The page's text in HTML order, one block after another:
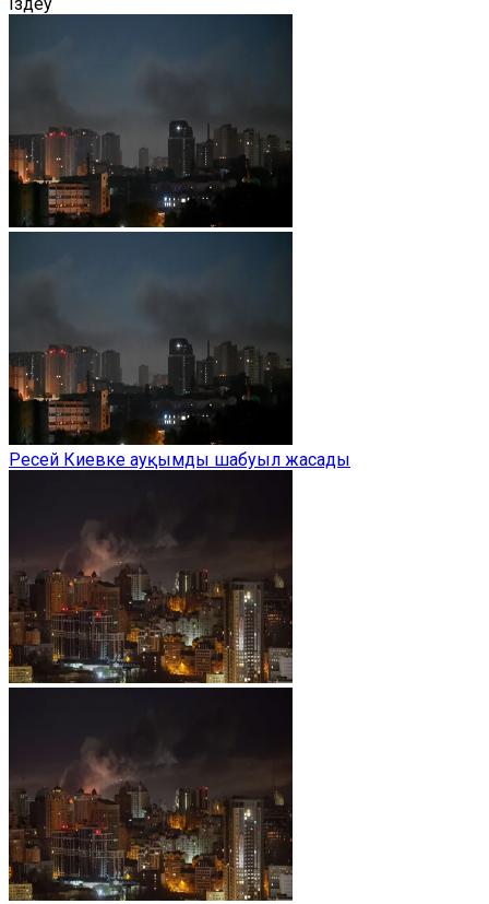
Ресей Киевке ауқымды шабуыл жасады